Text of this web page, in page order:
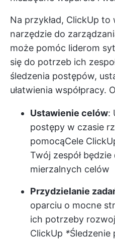
Na przykład, ClickUp to
narzędzie do
może pomóc liderom
się do potrzeb ich
śledzenia postępów,
ułatwienia współpracy.
Ustawienie celów:
postępy w czasie
pomocąCele
Twój zespół
mierzalnych celów
Przydzielanie
oparciu o mocne
ich potrzeby
ClickUp *Śledzenie